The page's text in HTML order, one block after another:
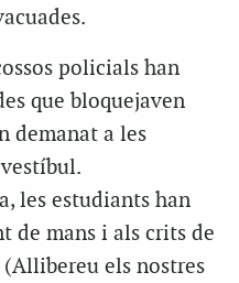
policials han
que bloquejaven
demanat a les
les estudiants han
de mans i als crits de
(Allibereu els nostres